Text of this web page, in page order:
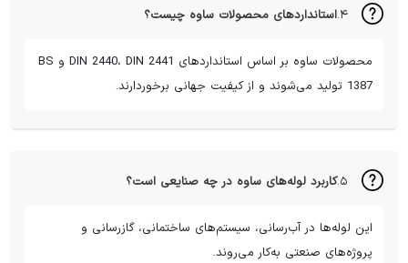
استانداردهای محصولات ساوه چیست؟
محصولات ساوه بر اساس استانداردهای DIN 2440، DIN 2441 و BS
1387 تولید می‌شوند و از کیفیت جهانی برخوردارند.
کاربرد لوله‌های ساوه در چه صنایعی است؟
این لوله‌ها در آب‌رسانی، سیستم‌های ساختمانی، گازرسانی و
پروژه‌های صنعتی به‌کار می‌روند.